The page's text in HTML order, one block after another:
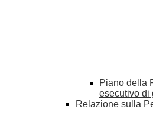
Piano della
esecutivo di
Relazione sulla